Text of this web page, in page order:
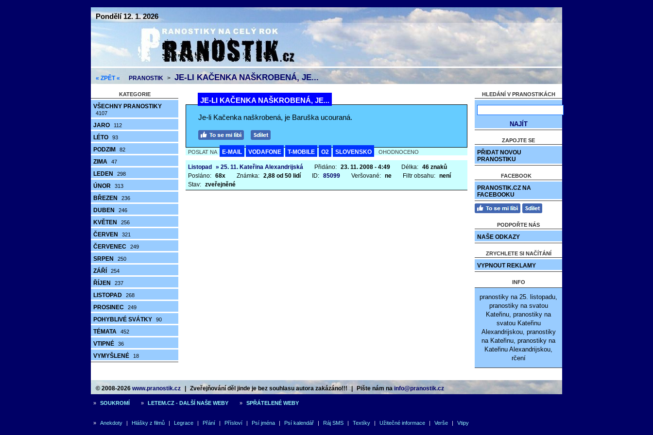
Pondělí 12. 1. 2026
« ZPĚT « PRANOSTIK > JE-LI KAČENKA NAŠKROBENÁ, JE...
KATEGORIE
VŠECHNY PRANOSTIKY
4107
JARO 112
LÉTO 93
PODZIM 82
ZIMA 47
LEDEN 298
ÚNOR 313
BŘEZEN 236
DUBEN 246
KVĚTEN 256
ČERVEN 321
ČERVENEC 249
SRPEN 250
ZÁŘÍ 254
ŘÍJEN 237
LISTOPAD 268
PROSINEC 249
POHYBLIVÉ SVÁTKY 90
TÉMATA 452
VTIPNÉ 36
VYMYŠLENÉ 18
JE-LI KAČENKA NAŠKROBENÁ, JE...
Je-li Kačenka naškrobená, je Baruška ucouraná.
POSLAT NA E-MAIL VODAFONE T-MOBILE O2 SLOVENSKO OHODNOCENO
Listopad » 25. 11. Kateřina Alexandrijská Přidáno: 23. 11. 2008 - 4:49 Délka: 46 znaků
Posláno: 68x Známka: 2,88 od 50 lidí ID: 85099 Veršované: ne Filtr obsahu: není
Stav: zveřejněné
HLEDÁNÍ V PRANOSTIKÁCH
ZAPOJTE SE
PŘIDAT NOVOU
PRANOSTIKU
FACEBOOK
PRANOSTIK.CZ NA
FACEBOOKU
PODPOŘTE NÁS
NAŠE ODKAZY
ZRYCHLETE SI NAČÍTÁNÍ
VYPNOUT REKLAMY
INFO
pranostiky na 25. listopadu,
pranostiky na svatou
Kateřinu, pranostiky na
svatou Kateřinu
Alexandrijskou, pranostiky
na Kateřinu, pranostiky na
Kateřinu Alexandrijskou,
rčení
© 2008-2026 www.pranostik.cz Zveřejňování děl jinde je bez souhlasu autora zakázáno!!! | Pište nám na info@pranostik.cz
» SOUKROMÍ » LETEM.CZ - DALŠÍ NAŠE WEBY » SPŘÁTELENÉ WEBY
» Anekdoty | Hlášky z filmů | Legrace | Přání | Přísloví | Psí jména | Psí kalendář | Ráj SMS | Textíky | Užitečné informace | Verše | Vtipy